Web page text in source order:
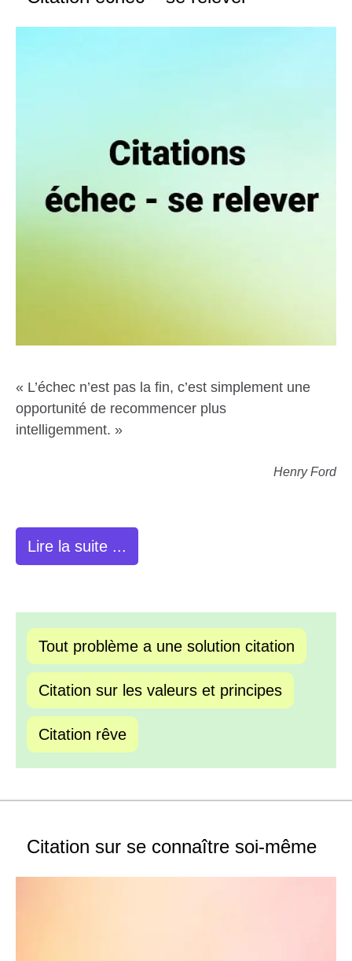
« L’échec n’est pas la fin, c’est simplement une
opportunité de recommencer plus
intelligemment. »
Henry Ford
Lire la suite ...
Tout problème a une solution citation
Citation sur les valeurs et principes
Citation rêve
Citation sur se connaître soi-même